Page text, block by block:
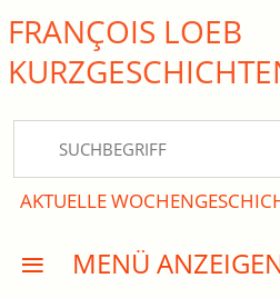
close Submenü
KURZGESCHICHTEN
DREISATZROMANE
PRESSE
FRANÇOIS LOEB
AKTUELLE
MENÜ